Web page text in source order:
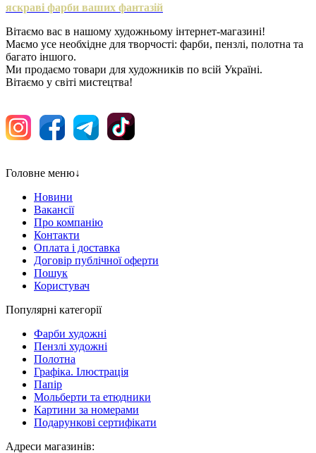
яскраві фарби ваших фантазій
Вітаємо вас в нашому художньому інтернет-магазині!
Маємо усе необхідне для творчості: фарби, пензлі, полотна та
багато іншого.
Ми продаємо товари для художників по всій Україні.
Вітаємо у світі мистецтва!
Головне меню↓
Новини
Вакансії
Про компанію
Контакти
Оплата і доставка
Договір публічної оферти
Пошук
Користувач
Популярні категорії
Фарби художні
Пензлі художні
Полотна
Графіка. Ілюстрація
Папір
Мольберти та етюдники
Картини за номерами
Подарункові сертифікати
Адреси магазинів: